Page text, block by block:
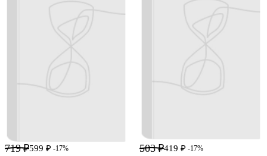
719 ₽599 ₽ -17% 503 ₽419 ₽ -17%